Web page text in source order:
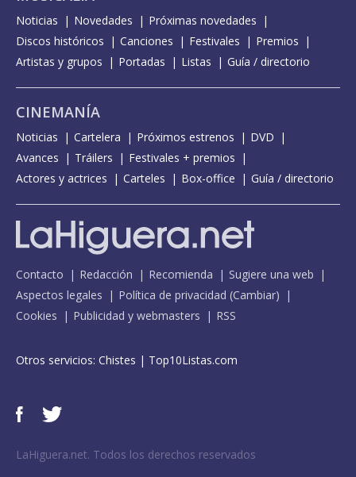
Noticias Novedades
Próximas novedades
Discos históricos
Canciones Festivales
Premios
Artistas y grupos
Portadas Listas Guía / directorio
CINEMANÍA
Noticias Cartelera Próximos estrenos
DVD
Avances
Tráilers
Festivales + premios
Actores y actrices
Carteles Box-office Guía / directorio
Contacto Redacción Recomienda
Sugiere una web
Aspectos legales
Política de privacidad (Cambiar)
Cookies
Publicidad y webmasters RSS
Otros servicios: Chistes | Top10Listas.com
LaHiguera.net. Todos los derechos reservados